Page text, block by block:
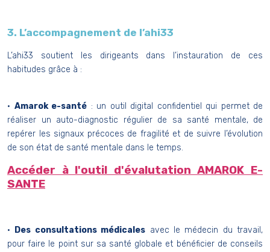
3. L’accompagnement de l’ahi33
L’ahi33 soutient les dirigeants dans l’instauration de ces
habitudes grâce à :
• Amarok e-santé : un outil digital confidentiel qui permet de
réaliser un auto-diagnostic régulier de sa santé mentale, de
repérer les signaux précoces de fragilité et de suivre l’évolution
de son état de santé mentale dans le temps.
Accéder à l'outil d'évalutation AMAROK E-
SANTE
• Des consultations médicales avec le médecin du travail,
pour faire le point sur sa santé globale et bénéficier de conseils